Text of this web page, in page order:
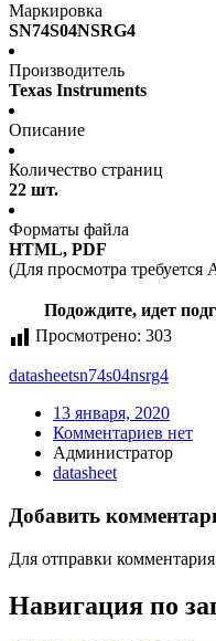
Маркировка
SN74S04NSRG4
Производитель
Texas Instruments
Описание
Количество страниц
22 шт.
Форматы файла
HTML, PDF
(Для просмотра требуется
Подождите, идет
Просмотрено: 303
datasheetsn74s04nsrg4
13 января, 2020
Комментариев нет
Администратор
datasheet
Добавить
Для отправки
Навигация по